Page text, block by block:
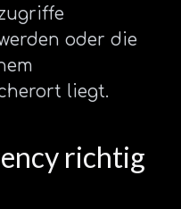
oder die
liegt.
richtig